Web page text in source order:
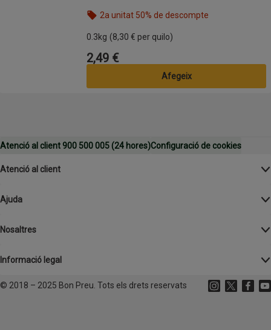
2a unitat 50% de descompte
0.3kg (8,30 € per quilo)
Preu
2,49 €
Afegeix
Atenció al client 900 500 005 (24 hores)Configuració de cookies
Atenció al client
Ajuda
Nosaltres
Informació legal
© 2018 – 2025 Bon Preu. Tots els drets reservats Instagram
(s'obre en
X (s'obre